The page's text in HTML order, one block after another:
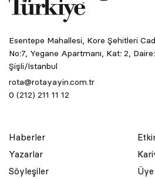
Esentepe Mahallesi, Kore Şehitleri
No:7, Yegane Apartmanı, Kat: 2,
Şişli/İstanbul
rota@rotayayin.com.tr
0 (212) 211 11 12
Haberler
Yazarlar
Söyleşiler